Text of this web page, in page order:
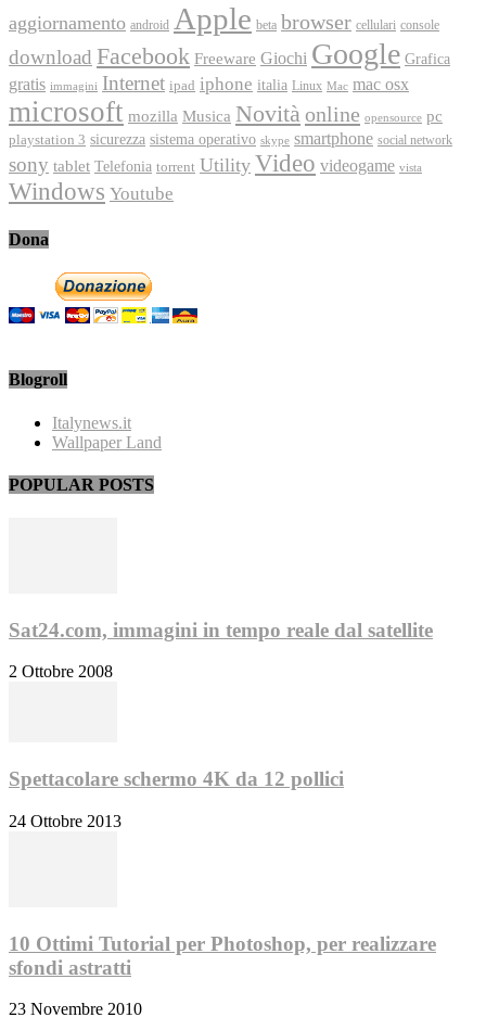
aggiornamento android Apple beta browser cellulari console
download Facebook Freeware Giochi Google Grafica
gratis immagini Internet ipad iphone italia Linux Mac mac osx
microsoft mozilla Musica Novità online opensource pc
playstation 3 sicurezza sistema operativo skype smartphone social network
sony tablet Telefonia torrent Utility Video videogame vista
Windows Youtube
Dona
Blogroll
Italynews.it
Wallpaper Land
POPULAR POSTS
Sat24.com, immagini in tempo reale dal satellite
2 Ottobre 2008
Spettacolare schermo 4K da 12 pollici
24 Ottobre 2013
10 Ottimi Tutorial per Photoshop, per realizzare
sfondi astratti
23 Novembre 2010